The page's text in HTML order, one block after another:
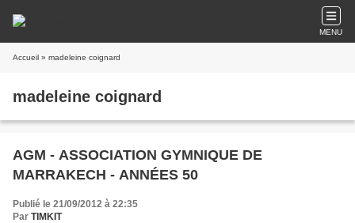
MENU
Accueil » madeleine coignard
madeleine coignard
AGM - ASSOCIATION GYMNIQUE DE
MARRAKECH - ANNÉES 50
Publié le 21/09/2012 à 22:35
Par TIMKIT